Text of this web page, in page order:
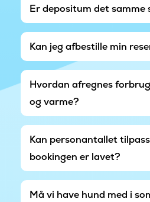
Er depositum det samme
Kan jeg afbestille min
Hvordan afregnes
og varme?
Kan personantallet
bookingen er lavet?
Må vi have hund med i